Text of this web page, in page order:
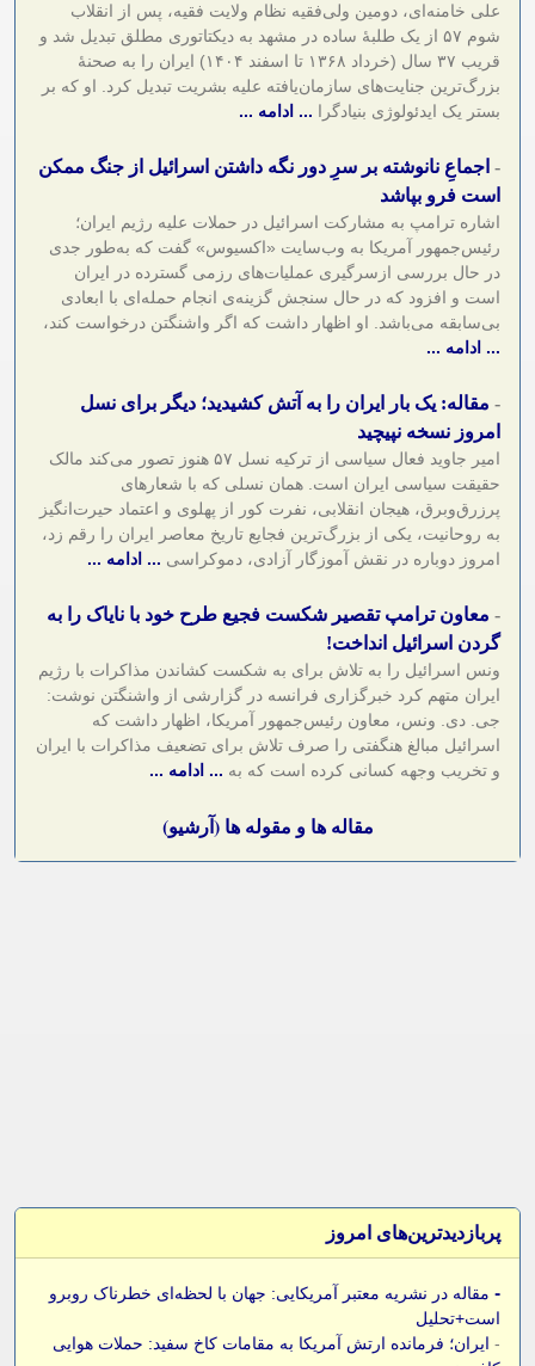
علی خامنه‌ای، دومین ولی‌فقیه نظام ولایت فقیه، پس از انقلاب
شوم ۵۷ از یک طلبه‌ٔ ساده در مشهد به دیکتاتوری مطلق تبدیل شد و
قریب ۳۷ سال (خرداد ۱۳۶۸ تا اسفند ۱۴۰۴) ایران را به صحنه‌ٔ
بزرگ‌ترین جنایت‌های سازمان‌یافته علیه بشریت تبدیل کرد. او که بر
بستر یک ایدئولوژی بنیادگرا ... ادامه ...
- اجماعِ نانوشته بر سرِ دور نگه داشتن اسرائیل از جنگ ممکن
است فرو بپاشد
اشاره ترامپ به مشارکت اسرائیل در حملات علیه رژیم ایران؛
رئیس‌جمهور آمریکا به وب‌سایت «اکسیوس» گفت که به‌طور جدی
در حال بررسی ازسرگیری عملیات‌های رزمی گسترده در ایران
است و افزود که در حال سنجش گزینه‌ی انجام حمله‌ای با ابعادی
بی‌سابقه می‌باشد. او اظهار داشت که اگر واشنگتن درخواست کند،
... ادامه ...
- مقاله: یک بار ایران را به آتش کشیدید؛ دیگر برای نسل
امروز نسخه نپیچید
امیر جاوید فعال سیاسی از ترکیه نسل ۵۷ هنوز تصور می‌کند مالک
حقیقت سیاسی ایران است. همان نسلی که با شعارهای
پرزرق‌وبرق، هیجان انقلابی، نفرت کور از پهلوی و اعتماد حیرت‌انگیز
به روحانیت، یکی از بزرگ‌ترین فجایع تاریخ معاصر ایران را رقم زد،
امروز دوباره در نقش آموزگار آزادی، دموکراسی ... ادامه ...
- معاون ترامپ تقصیر شکست فجیع طرح خود با نایاک را به
گردن اسرائیل انداخت!
ونس اسرائیل را به تلاش برای به شکست کشاندن مذاکرات با رژیم
ایران متهم کرد خبرگزاری فرانسه در گزارشی از واشنگتن نوشت:
جی. دی. ونس، معاون رئیس‌جمهور آمریکا، اظهار داشت که
اسرائیل مبالغ هنگفتی را صرف تلاش برای تضعیف مذاکرات با ایران
و تخریب وجهه کسانی کرده است که به ... ادامه ...
مقاله ها و مقوله ها (آرشيو)
پربازدیدترین‌های امروز
- مقاله در نشریه معتبر آمریکایی: جهان با لحظه‌ای خطرناک روبرو
است+تحلیل
- ایران؛ فرمانده ارتش آمریکا به مقامات کاخ سفید: حملات هوایی